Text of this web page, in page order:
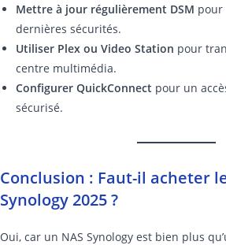
Mettre à jour régulièrement DSM pour
dernières sécurités.
Utiliser Plex ou Video Station pour
centre multimédia.
Configurer QuickConnect pour un
sécurisé.
Conclusion : Faut-il acheter
Synology 2025 ?
Oui, car un NAS Synology est bien plus